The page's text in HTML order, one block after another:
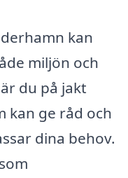
kan
miljön och
du på jakt
kan ge råd och
dina behov.